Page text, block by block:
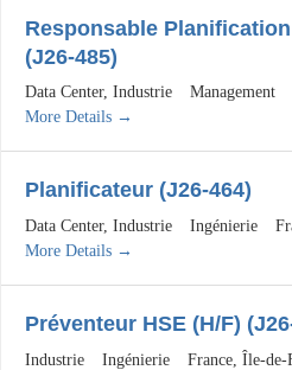
Responsable
(J26-485)
Data Center Industrie Management
More Details
Planificateur (J26-464)
Data Center Industrie Ingénierie
More Details
Préventeur HSE (H/F)
Industrie Ingénierie France Île-de-